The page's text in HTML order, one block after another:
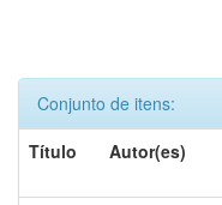
Conjunto de itens:
Título
Autor(es)